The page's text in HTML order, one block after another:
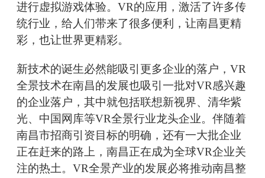
进行虚拟游戏体验。VR的应用，激活了许多传
统行业，给人们带来了很多便利，让南昌更精
彩，也让世界更精彩。
新技术的诞生必然能吸引更多企业的落户，VR
全景技术在南昌的发展也吸引一批对VR感兴趣
的企业落户，其中就包括联想新视界、清华紫
光、中国网库等VR全景行业龙头企业。伴随着
南昌市招商引资目标的明确，还有一大批企业
正在赶来的路上，南昌正在成为全球VR企业关
注的热土。VR全景产业的发展必将推动南昌整